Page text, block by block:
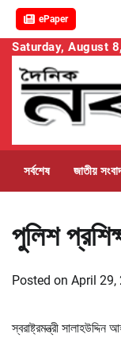
ePaper
Skip
content
Saturday, August
সর্বশেষ জাতীয়
পুলিশ
Posted on April 29,
স্বরাষ্ট্রমন্ত্রী